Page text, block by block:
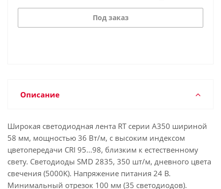
Под заказ
Описание
Широкая светодиодная лента RT серии A350 шириной
58 мм, мощностью 36 Вт/м, с высоким индексом
цветопередачи CRI 95...98, близким к естественному
свету. Светодиоды SMD 2835, 350 шт/м, дневного цвета
свечения (5000K). Напряжение питания 24 В.
Минимальный отрезок 100 мм (35 светодиодов).